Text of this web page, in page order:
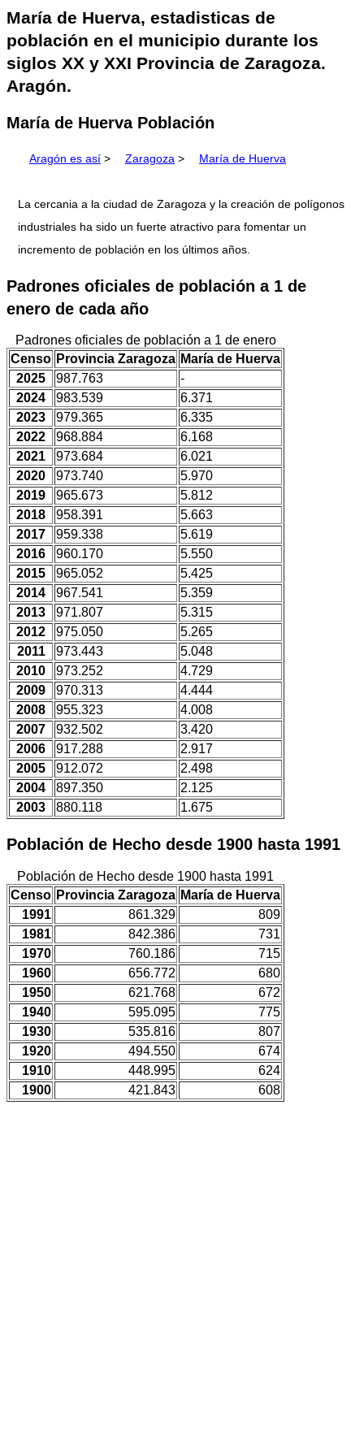
María de Huerva, estadisticas de
población en el municipio durante los
siglos XX y XXI Provincia de Zaragoza.
Aragón.
María de Huerva Población
Aragón es así > Zaragoza > María de Huerva
La cercania a la ciudad de Zaragoza y la creación de polígonos
industriales ha sido un fuerte atractivo para fomentar un
incremento de población en los últimos años.
Padrones oficiales de población a 1 de
enero de cada año
Padrones oficiales de población a 1 de enero
Censo Provincia Zaragoza María de Huerva
2025
987.763
-
2024
983.539
6.371
2023
979.365
6.335
2022
968.884
6.168
2021
973.684
6.021
2020
973.740
5.970
2019
965.673
5.812
2018
958.391
5.663
2017
959.338
5.619
2016
960.170
5.550
2015
965.052
5.425
2014
967.541
5.359
2013
971.807
5.315
2012
975.050
5.265
2011
973.443
5.048
2010
973.252
4.729
2009
970.313
4.444
2008
955.323
4.008
2007
932.502
3.420
2006
917.288
2.917
2005
912.072
2.498
2004
897.350
2.125
2003
880.118 1.675
Población de Hecho desde 1900 hasta 1991
Población de Hecho desde 1900 hasta 1991
Censo Provincia Zaragoza María de Huerva
1991
861.329
809
1981
842.386
731
1970
760.186
715
1960
656.772
680
1950
621.768
672
1940
595.095
775
1930
535.816
807
1920
494.550
674
1910
448.995
624
1900
421.843 608